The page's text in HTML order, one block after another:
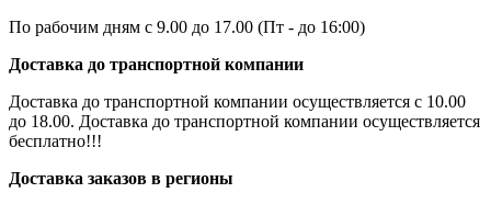
По рабочим дням с 9.00 до 17.00 (Пт - до 16:00)
Доставка до транспортной компании
Доставка до транспортной компании осуществляется с 10.00
до 18.00. Доставка до транспортной компании осуществляется
бесплатно!!!
Доставка заказов в регионы